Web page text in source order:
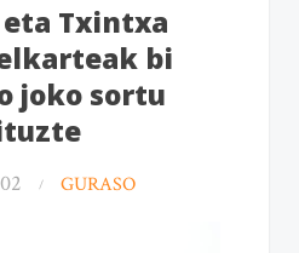
Txintxa
bi
joko sortu
GURASO